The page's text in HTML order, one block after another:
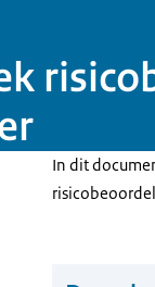
In dit